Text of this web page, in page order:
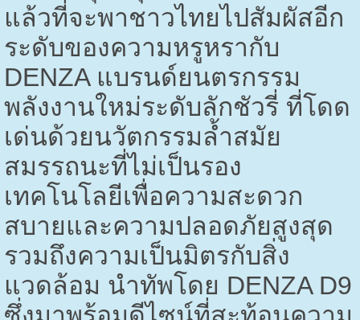
แล้วที่จะพาชาวไทยไปสัมผัสอีก
ระดับของความหรูหรากับ
DENZA แบรนด์ยนตรกรรม
พลังงานใหม่ระดับลักชัวรี่ ที่โดด
เด่นด้วยนวัตกรรมล้ำสมัย
สมรรถนะที่ไม่เป็นรอง
เทคโนโลยีเพื่อความสะดวก
สบายและความปลอดภัยสูงสุด
รวมถึงความเป็นมิตรกับสิ่ง
แวดล้อม นำทัพโดย DENZA D9